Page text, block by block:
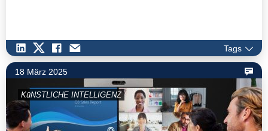
Tags
18 März 2025
KüNSTLICHE INTELLIGENZ